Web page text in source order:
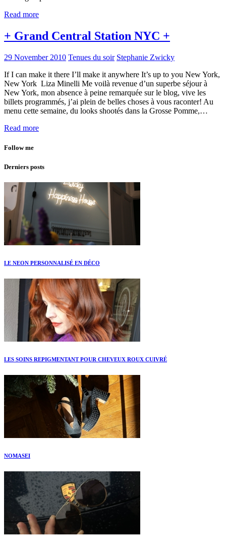
Read more
+ Grand Central Station NYC +
29 November 2010 Tenues du soir Stephanie Zwicky
If I can make it there I’ll make it anywhere It’s up to you New York,
New York Liza Minelli Me voilà revenue d’un superbe séjour à
New York, mon absence à peine remarquée sur le blog, vive les
billets programmés, j’ai plein de belles choses à vous raconter! Au
menu cette semaine, du looks shootés dans la Grosse Pomme,…
Read more
Follow me
Derniers posts
LE NEON PERSONNALISÉ EN DÉCO
LES SOINS REPIGMENTANT POUR CHEVEUX ROUX CUIVRÉ
NOMASEI